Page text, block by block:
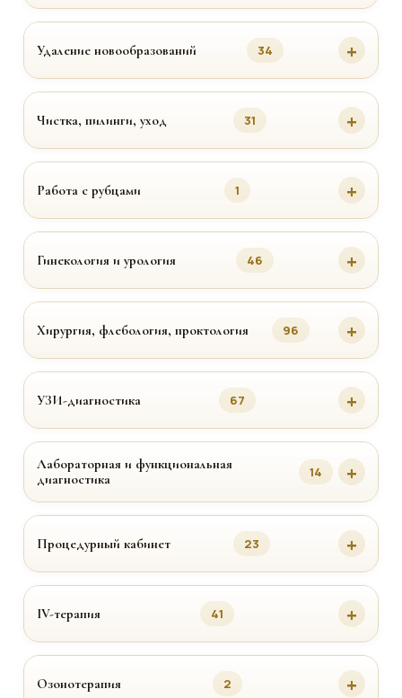
Удаление новообразований 34
Чистка, пилинги, уход 31
Работа с рубцами 1
Гинекология и урология 46
Хирургия, флебология, проктология 96
УЗИ-диагностика 67
Лабораторная и функциональная
диагностика
14
Процедурный кабинет 23
IV-терапия 41
Озонотерапия 2